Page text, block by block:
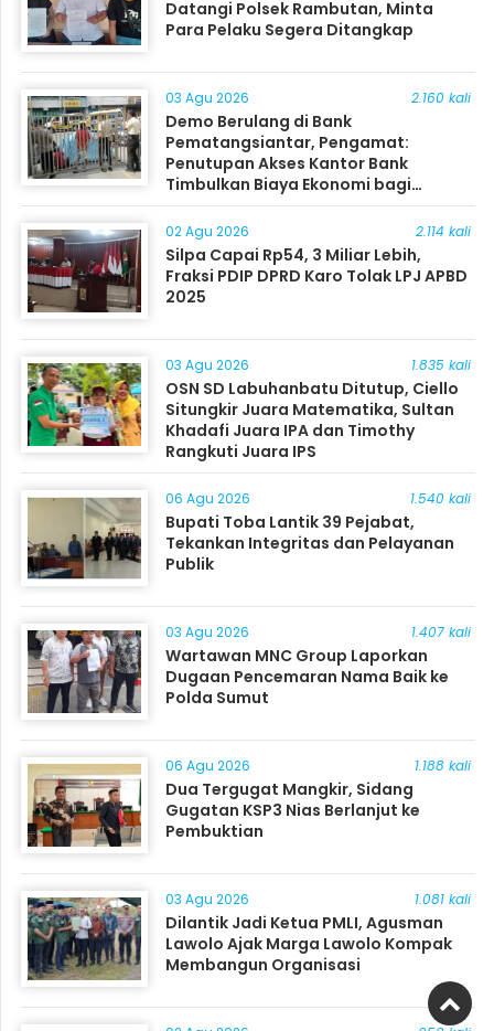
Datangi Polsek Rambutan, Minta
Para Pelaku Segera Ditangkap
03 Agu 2026 2.160 kali
Demo Berulang di Bank
Pematangsiantar, Pengamat:
Penutupan Akses Kantor Bank
Timbulkan Biaya Ekonomi bagi
Masyarakat
02 Agu 2026 2.114 kali
Silpa Capai Rp54, 3 Miliar Lebih,
Fraksi PDIP DPRD Karo Tolak LPJ APBD
2025
03 Agu 2026 1.835 kali
OSN SD Labuhanbatu Ditutup, Ciello
Situngkir Juara Matematika, Sultan
Khadafi Juara IPA dan Timothy
Rangkuti Juara IPS
06 Agu 2026 1.540 kali
Bupati Toba Lantik 39 Pejabat,
Tekankan Integritas dan Pelayanan
Publik
03 Agu 2026 1.407 kali
Wartawan MNC Group Laporkan
Dugaan Pencemaran Nama Baik ke
Polda Sumut
06 Agu 2026 1.188 kali
Dua Tergugat Mangkir, Sidang
Gugatan KSP3 Nias Berlanjut ke
Pembuktian
03 Agu 2026 1.081 kali
Dilantik Jadi Ketua PMLI, Agusman
Lawolo Ajak Marga Lawolo Kompak
Membangun Organisasi